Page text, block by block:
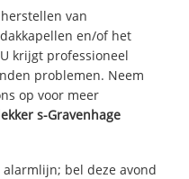
van
en/of het
krijgt professioneel
problemen. Neem
op voor meer
s-Gravenhage
alarmlijn; bel deze avond